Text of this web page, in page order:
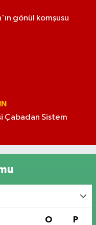
gönül komşusu
Çabadan Sistem
O P